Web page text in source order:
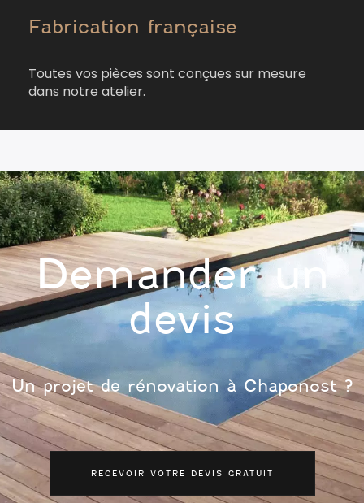
Fabrication française
Toutes vos pièces sont conçues sur mesure
dans notre atelier.
Demander un
devis
Un projet de rénovation à Chaponost ?
RECEVOIR VOTRE DEVIS GRATUIT